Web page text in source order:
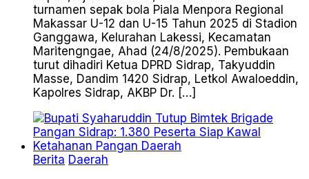
turnamen sepak bola Piala Menpora Regional
Makassar U-12 dan U-15 Tahun 2025 di Stadion
Ganggawa, Kelurahan Lakessi, Kecamatan
Maritengngae, Ahad (24/8/2025). Pembukaan
turut dihadiri Ketua DPRD Sidrap, Takyuddin
Masse, Dandim 1420 Sidrap, Letkol Awaloeddin,
Kapolres Sidrap, AKBP Dr. […]
Berita Daerah